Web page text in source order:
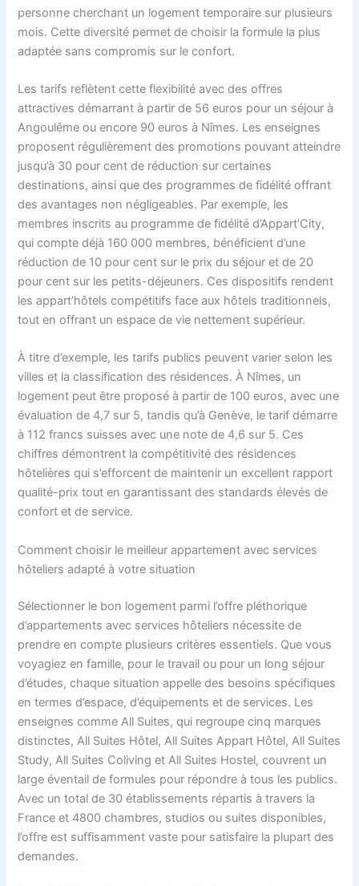
personne cherchant un logement temporaire sur plusieurs
mois. Cette diversité permet de choisir la formule la plus
adaptée sans compromis sur le confort.
Les tarifs reflètent cette flexibilité avec des offres
attractives démarrant à partir de 56 euros pour un séjour à
Angoulême ou encore 90 euros à Nîmes. Les enseignes
proposent régulièrement des promotions pouvant atteindre
jusqu’à 30 pour cent de réduction sur certaines
destinations, ainsi que des programmes de fidélité offrant
des avantages non négligeables. Par exemple, les
membres inscrits au programme de fidélité d’Appart’City,
qui compte déjà 160 000 membres, bénéficient d’une
réduction de 10 pour cent sur le prix du séjour et de 20
pour cent sur les petits-déjeuners. Ces dispositifs rendent
les appart’hôtels compétitifs face aux hôtels traditionnels,
tout en offrant un espace de vie nettement supérieur.
À titre d’exemple, les tarifs publics peuvent varier selon les
villes et la classification des résidences. À Nîmes, un
logement peut être proposé à partir de 100 euros, avec une
évaluation de 4,7 sur 5, tandis qu’à Genève, le tarif démarre
à 112 francs suisses avec une note de 4,6 sur 5. Ces
chiffres démontrent la compétitivité des résidences
hôtelières qui s’efforcent de maintenir un excellent rapport
qualité-prix tout en garantissant des standards élevés de
confort et de service.
Comment choisir le meilleur appartement avec services
hôteliers adapté à votre situation
Sélectionner le bon logement parmi l’offre pléthorique
d’appartements avec services hôteliers nécessite de
prendre en compte plusieurs critères essentiels. Que vous
voyagiez en famille, pour le travail ou pour un long séjour
d’études, chaque situation appelle des besoins spécifiques
en termes d’espace, d’équipements et de services. Les
enseignes comme All Suites, qui regroupe cinq marques
distinctes, All Suites Hôtel, All Suites Appart Hôtel, All Suites
Study, All Suites Coliving et All Suites Hostel, couvrent un
large éventail de formules pour répondre à tous les publics.
Avec un total de 30 établissements répartis à travers la
France et 4800 chambres, studios ou suites disponibles,
l’offre est suffisamment vaste pour satisfaire la plupart des
demandes.